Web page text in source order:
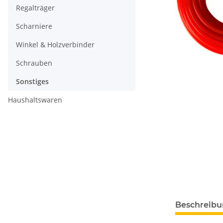
Regalträger
Scharniere
Winkel & Holzverbinder
Schrauben
Sonstiges
Haushaltswaren